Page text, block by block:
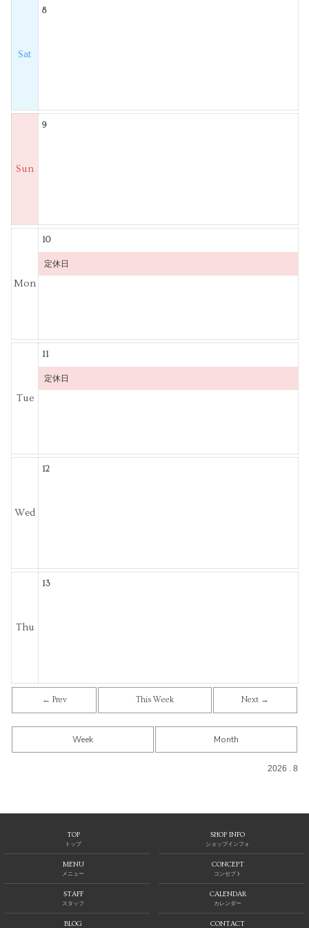
Sat
8
Sun
9
Mon
10
定休日
Tue
11
定休日
Wed
12
Thu
13
← Prev This Week Next →
Week Month
2026 . 8
TOP
トップ
SHOP INFO
ショップインフォ
MENU
メニュー
CONCEPT
コンセプト
STAFF
スタッフ
CALENDAR
カレンダー
BLOG CONTACT